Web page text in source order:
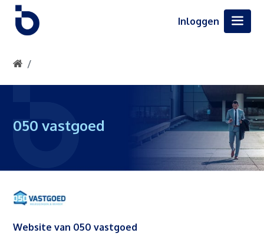
Inloggen
050 vastgoed
Website van 050 vastgoed